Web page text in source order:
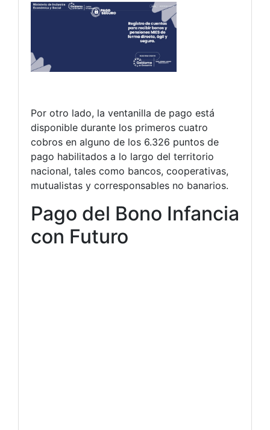
Por otro lado, la ventanilla de pago está
disponible durante los primeros cuatro
cobros en alguno de los 6.326 puntos de
pago habilitados a lo largo del territorio
nacional, tales como bancos, cooperativas,
mutualistas y corresponsables no banarios.
Pago del Bono Infancia
con Futuro